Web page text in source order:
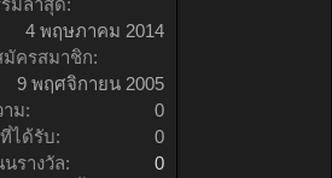
มล่าสุด:
4 พฤษภาคม 2014
ครสมาชิก:
9 พฤศจิกายน 2005
ม:
0
ได้รับ:
0
รางวัล:
0